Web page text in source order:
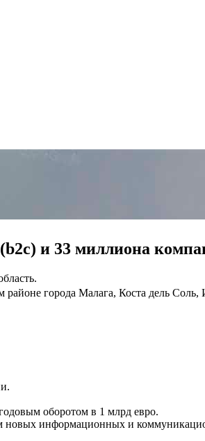
и 33 миллиона
районе города Малага, Коста дель Соль,
оборотом в 1 млрд евро.
новых информационных и